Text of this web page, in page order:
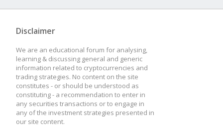
Disclaimer
We are an educational forum for analysing,
learning & discussing general and generic
information related to cryptocurrencies and
trading strategies. No content on the site
constitutes - or should be understood as
constituting - a recommendation to enter in
any securities transactions or to engage in
any of the investment strategies presented in
our site content.